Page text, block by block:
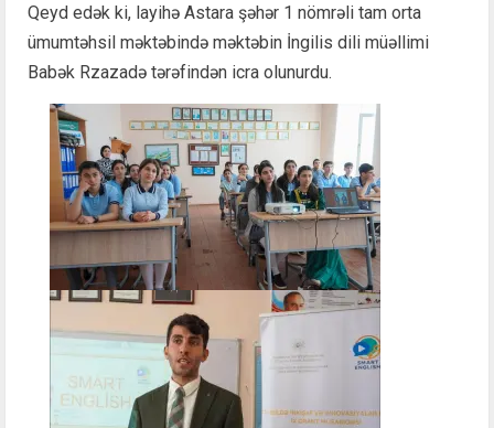
Qeyd edək ki, layihə Astara şəhər 1 nömrəli tam orta
ümumtəhsil məktəbində məktəbin İngilis dili müəllimi
Babək Rzazadə tərəfindən icra olunurdu.